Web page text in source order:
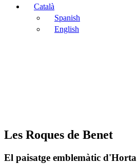
Català
Spanish
English
Les Roques de Benet
El paisatge emblemàtic d'Horta